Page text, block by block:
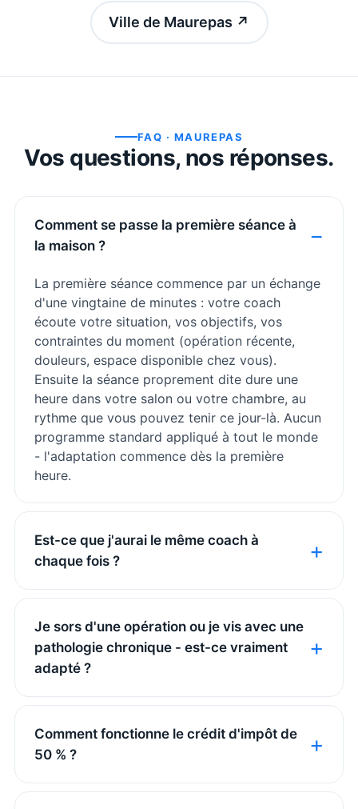
Ville de Maurepas ↗
FAQ · MAUREPAS
Vos questions, nos réponses.
Comment se passe la première séance à
la maison ?
La première séance commence par un échange
d'une vingtaine de minutes : votre coach
écoute votre situation, vos objectifs, vos
contraintes du moment (opération récente,
douleurs, espace disponible chez vous).
Ensuite la séance proprement dite dure une
heure dans votre salon ou votre chambre, au
rythme que vous pouvez tenir ce jour-là. Aucun
programme standard appliqué à tout le monde
- l'adaptation commence dès la première
heure.
Est-ce que j'aurai le même coach à
chaque fois ?
Je sors d'une opération ou je vis avec une
pathologie chronique - est-ce vraiment
adapté ?
Comment fonctionne le crédit d'impôt de
50 % ?